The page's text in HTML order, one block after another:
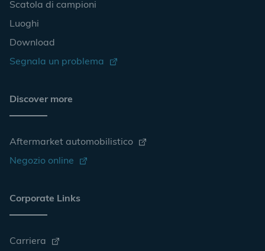
Scatola di campioni
Luoghi
Download
Segnala un problema
Discover more
Aftermarket automobilistico
Negozio online
Corporate Links
Carriera